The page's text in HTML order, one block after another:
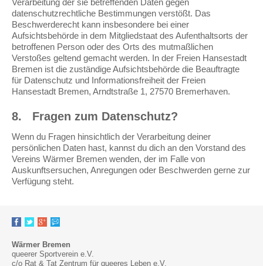
datenschutzrechtliche Bestimmungen verstößt. Das
Beschwerderecht kann insbesondere bei einer
Aufsichtsbehörde in dem Mitgliedstaat des Aufenthaltsorts der
betroffenen Person oder des Orts des mutmaßlichen
Verstoßes geltend gemacht werden. In der Freien Hansestadt
Bremen ist die zuständige Aufsichtsbehörde die Beauftragte
für Datenschutz und Informationsfreiheit der Freien
Hansestadt Bremen, Arndtstraße 1, 27570 Bremerhaven.
8. Fragen zum Datenschutz?
Wenn du Fragen hinsichtlich der Verarbeitung deiner
persönlichen Daten hast, kannst du dich an den Vorstand des
Vereins Wärmer Bremen wenden, der im Falle von
Auskunftsersuchen, Anregungen oder Beschwerden gerne zur
Verfügung steht.
Wärmer Bremen
queerer Sportverein e.V.
c/o Rat & Tat Zentrum für queeres Leben e.V.